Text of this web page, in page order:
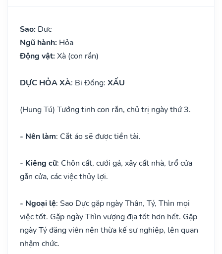
Sao: Dực
Ngũ hành: Hỏa
Động vật: Xà (con rắn)
DỰC HỎA XÀ: Bi Đồng: XẤU
(Hung Tú) Tướng tinh con rắn, chủ trị ngày thứ 3.
- Nên làm: Cắt áo sẽ được tiền tài.
- Kiêng cữ: Chôn cất, cưới gả, xây cất nhà, trổ cửa
gắn cửa, các việc thủy lợi.
- Ngoại lệ: Sao Dực gặp ngày Thân, Tý, Thìn mọi
việc tốt. Gặp ngày Thìn vượng địa tốt hơn hết. Gặp
ngày Tý đăng viên nên thừa kế sự nghiệp, lên quan
nhậm chức.